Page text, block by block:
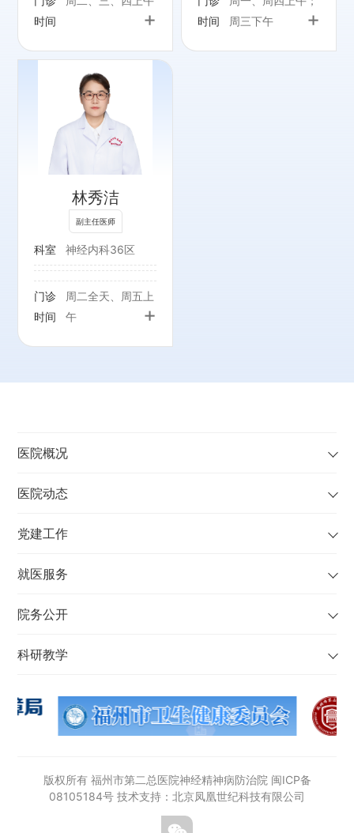
时间
+
时间
周三下午
+
林秀洁
副主任医师
科室 神经内科36区
门诊
时间
周二全天、周五上
午
+
医院概况
医院动态
党建工作
就医服务
院务公开
科研教学
版权所有 福州市第二总医院神经精神病防治院 闽ICP备
08105184号 技术支持：北京凤凰世纪科技有限公司